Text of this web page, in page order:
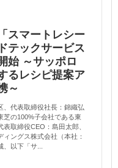
スマートレシー
テックサービス
始 ～サッポロ
るレシピ提案ア
～
、代表取締役社長：錦織弘
芝の100%子会社である東
取締役CEO：島田太郎、
ングス株式会社（本社：
以下「サ...